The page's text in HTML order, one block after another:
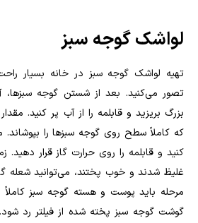
لواشک گوجه سبز
تهیه لواشک گوجه سبز در خانه بسیار
تصور می‌کنید. بعد از شستن گوجه سبزها،
بزرگ بریزید و قابلمه را از آب پر کنید.
که کاملاً سطح روی گوجه سبزها را
کنید و قابلمه را روی حرارت گاز قرار دهید.
غلیظ شدند و خوب پختند، می‌توانید شعله
مرحله باید پوست و هسته گوجه سبز
گوشت گوجه سبز پخته شده از فیلتر رد